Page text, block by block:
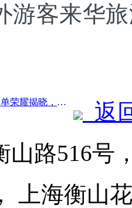
游客来华
前一篇：六大奖项终极名单荣耀揭晓，百余酒店及企业斩获年度奖项！
返
山路516号
上海衡